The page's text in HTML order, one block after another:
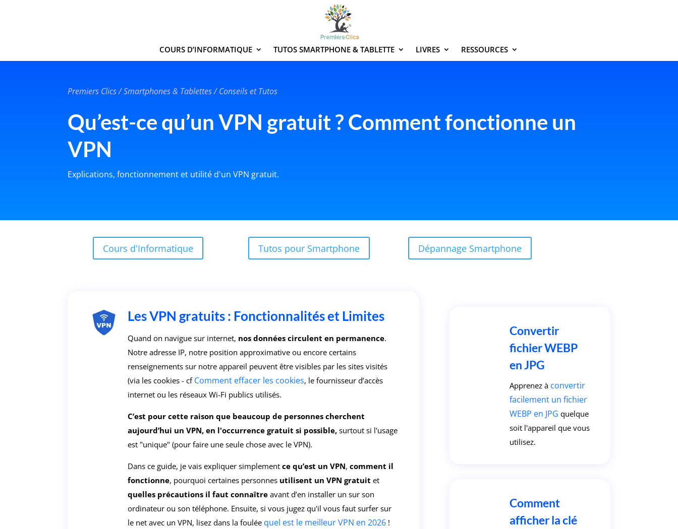
COURS D’INFORMATIQUE TUTOS SMARTPHONE & TABLETTE LIVRES RESSOURCES
Premiers Clics / Smartphones & Tablettes / Conseils et Tutos
Qu’est-ce qu’un VPN gratuit ? Comment fonctionne un
VPN
Explications, fonctionnement et utilité d'un VPN gratuit.
Cours d'Informatique Tutos pour Smartphone Dépannage Smartphone
Les VPN gratuits : Fonctionnalités et Limites
Quand on navigue sur internet, nos données circulent en permanence.
Notre adresse IP, notre position approximative ou encore certains
renseignements sur notre appareil peuvent être visibles par les sites visités
(via les cookies - cf Comment effacer les cookies, le fournisseur d’accès
internet ou les réseaux Wi-Fi publics utilisés.
C’est pour cette raison que beaucoup de personnes cherchent
aujourd’hui un VPN, en l'occurrence gratuit si possible, surtout si l'usage
est "unique" (pour faire une seule chose avec le VPN).
Dans ce guide, je vais expliquer simplementce qu’est un VPN,comment il
fonctionne, pourquoi certaines personnes utilisent un VPN gratuit et
quelles précautions il faut connaître avant d’en installer un sur son
ordinateur ou son téléphone. Ensuite, si vous jugez qu'il vous faut surfer sur
le net avec un VPN, lisez dans la foulée quel est le meilleur VPN en 2026 !
Convertir
fichier WEBP
en JPG
Apprenez à convertir
facilement un fichier
WEBP en JPG quelque
soit l'appareil que vous
utilisez.
Comment
afficher la clé